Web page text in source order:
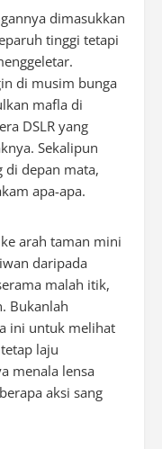
dimasukkan
tinggi tetapi
di musim bunga
mafla di
DSLR yang
Sekalipun
di depan mata,
apa-apa.
arah taman mini
daripada
malah itik,
Bukanlah
ini untuk melihat
laju
menala lensa
aksi sang